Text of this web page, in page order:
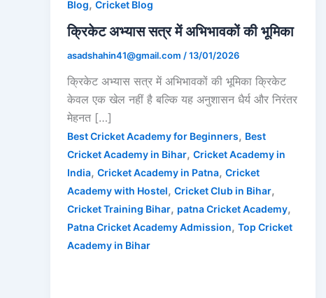
Blog, Cricket Blog
क्रिकेट अभ्यास सत्र में अभिभावकों की भूमिका
asadshahin41@gmail.com /13/01/2026
क्रिकेट अभ्यास सत्र में अभिभावकों की भूमिका क्रिकेट
केवल एक खेल नहीं है बल्कि यह अनुशासन धैर्य और निरंतर
मेहनत […]
Best Cricket Academy for Beginners, Best
Cricket Academy in Bihar, Cricket Academy in
India, Cricket Academy in Patna, Cricket
Academy with Hostel, Cricket Club in Bihar,
Cricket Training Bihar, patna Cricket Academy,
Patna Cricket Academy Admission, Top Cricket
Academy in Bihar